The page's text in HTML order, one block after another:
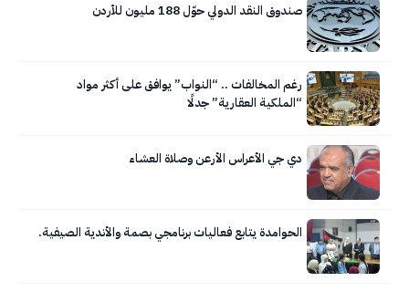
صندوق النقد الدولي حوّل 188 مليون للأردن
رغم المخالفات .. “النواب” يوافق على أكثر مواد
“الملكية العقارية” جدلًا
دي جي الأعراس الأرعن وصلاة العشاء
الحوامدة يتابع فعاليات برنامجي بصمة والأندية الصيفية.